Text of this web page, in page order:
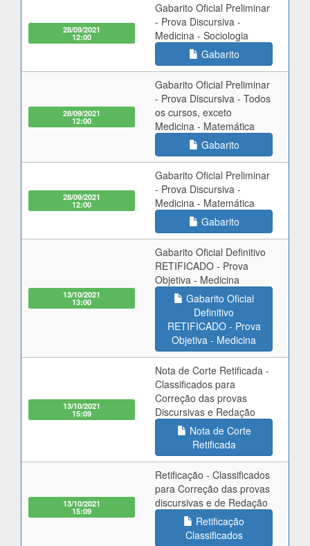
28/09/2021
12:00
Gabarito Oficial Preliminar
- Prova Discursiva -
Medicina - Sociologia
Gabarito
28/09/2021
12:00
Gabarito Oficial Preliminar
- Prova Discursiva - Todos
os cursos, exceto
Medicina - Matemática
Gabarito
28/09/2021
12:00
Gabarito Oficial Preliminar
- Prova Discursiva -
Medicina - Matemática
Gabarito
13/10/2021
13:00
Gabarito Oficial Definitivo
RETIFICADO - Prova
Objetiva - Medicina
Gabarito Oficial
Definitivo
RETIFICADO - Prova
Objetiva - Medicina
13/10/2021
15:09
Nota de Corte Retificada -
Classificados para
Correção das provas
Discursivas e Redação
Nota de Corte
Retificada
13/10/2021
15:09
Retificação - Classificados
para Correção das provas
discursivas e de Redação
Retificação
Classificados